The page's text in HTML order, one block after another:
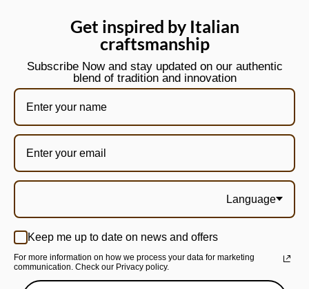
Get inspired by Italian
craftsmanship
Subscribe Now and stay updated on our authentic
blend of tradition and innovation
Language
Keep me up to date on news and offers
For more information on how we process your data for marketing
communication. Check our Privacy policy.